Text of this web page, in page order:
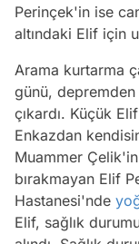
Perinçek'in ise
altındaki Elif için
Arama kurtarma
günü, depremden
çıkardı. Küçük
Enkazdan
Muammer
bırakmayan Elif
Hastanesi'nde
Elif, sağlık